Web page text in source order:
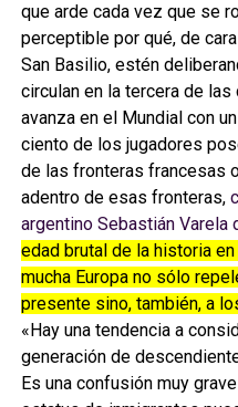
que arde cada vez que se
perceptible por qué, de
San Basilio, estén
circulan en la tercera de
avanza en el Mundial con
ciento de los jugadores
de las fronteras francesas
adentro de esas fronteras,
argentino Sebastián Varela
edad brutal de la historia
mucha Europa no sólo
presente sino, también, a
«Hay una tendencia a
generación de
Es una confusión muy